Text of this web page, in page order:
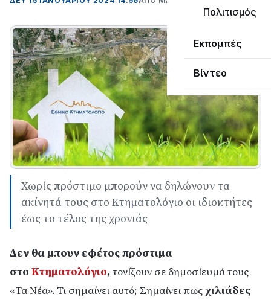
Πολιτισμός
Εκπομπές
Βίντεο
Χωρίς πρόστιμο μπορούν να δηλώνουν τα
ακίνητά τους στο Κτηματολόγιο οι ιδιοκτήτες
έως το τέλος της χρονιάς
Δεν θα μπουν εφέτος πρόστιμα
στο Κτηματολόγιο, τονίζουν σε δημοσίευμά τους
«Τα Νέα». Τι σημαίνει αυτό; Σημαίνει πωςχιλιάδες